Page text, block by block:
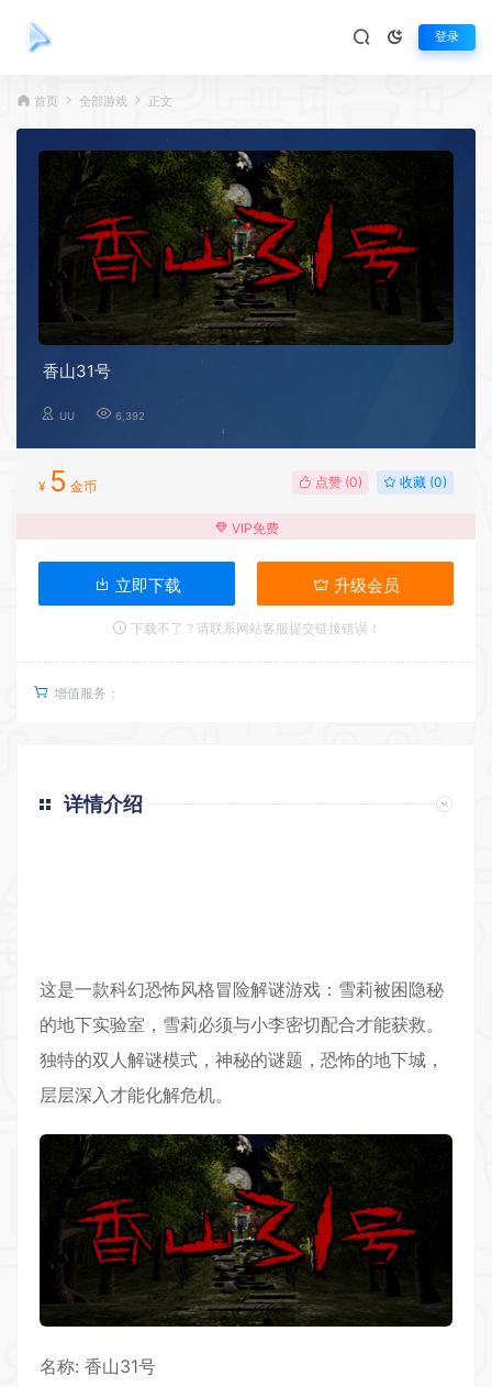
登录
首页 全部游戏 正文
香山31号
UU 6,392
¥ 5 金币 点赞 (0) 收藏 (0)
VIP免费
立即下载 升级会员
下载不了？请联系网站客服提交链接错误！
增值服务：
详情介绍
这是一款科幻恐怖风格冒险解谜游戏：雪莉被困隐秘
的地下实验室，雪莉必须与小李密切配合才能获救。
独特的双人解谜模式，神秘的谜题，恐怖的地下城，
层层深入才能化解危机。
名称: 香山31号